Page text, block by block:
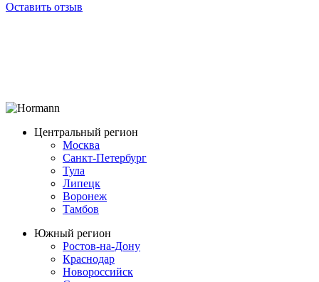
Оставить отзыв
Центральный регион
Москва
Санкт-Петербург
Тула
Липецк
Воронеж
Тамбов
Южный регион
Ростов-на-Дону
Краснодар
Новороссийск